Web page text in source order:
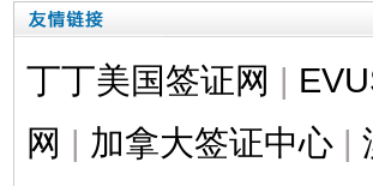
丁丁美国签证网 |
网 | 加拿大签证中心 |